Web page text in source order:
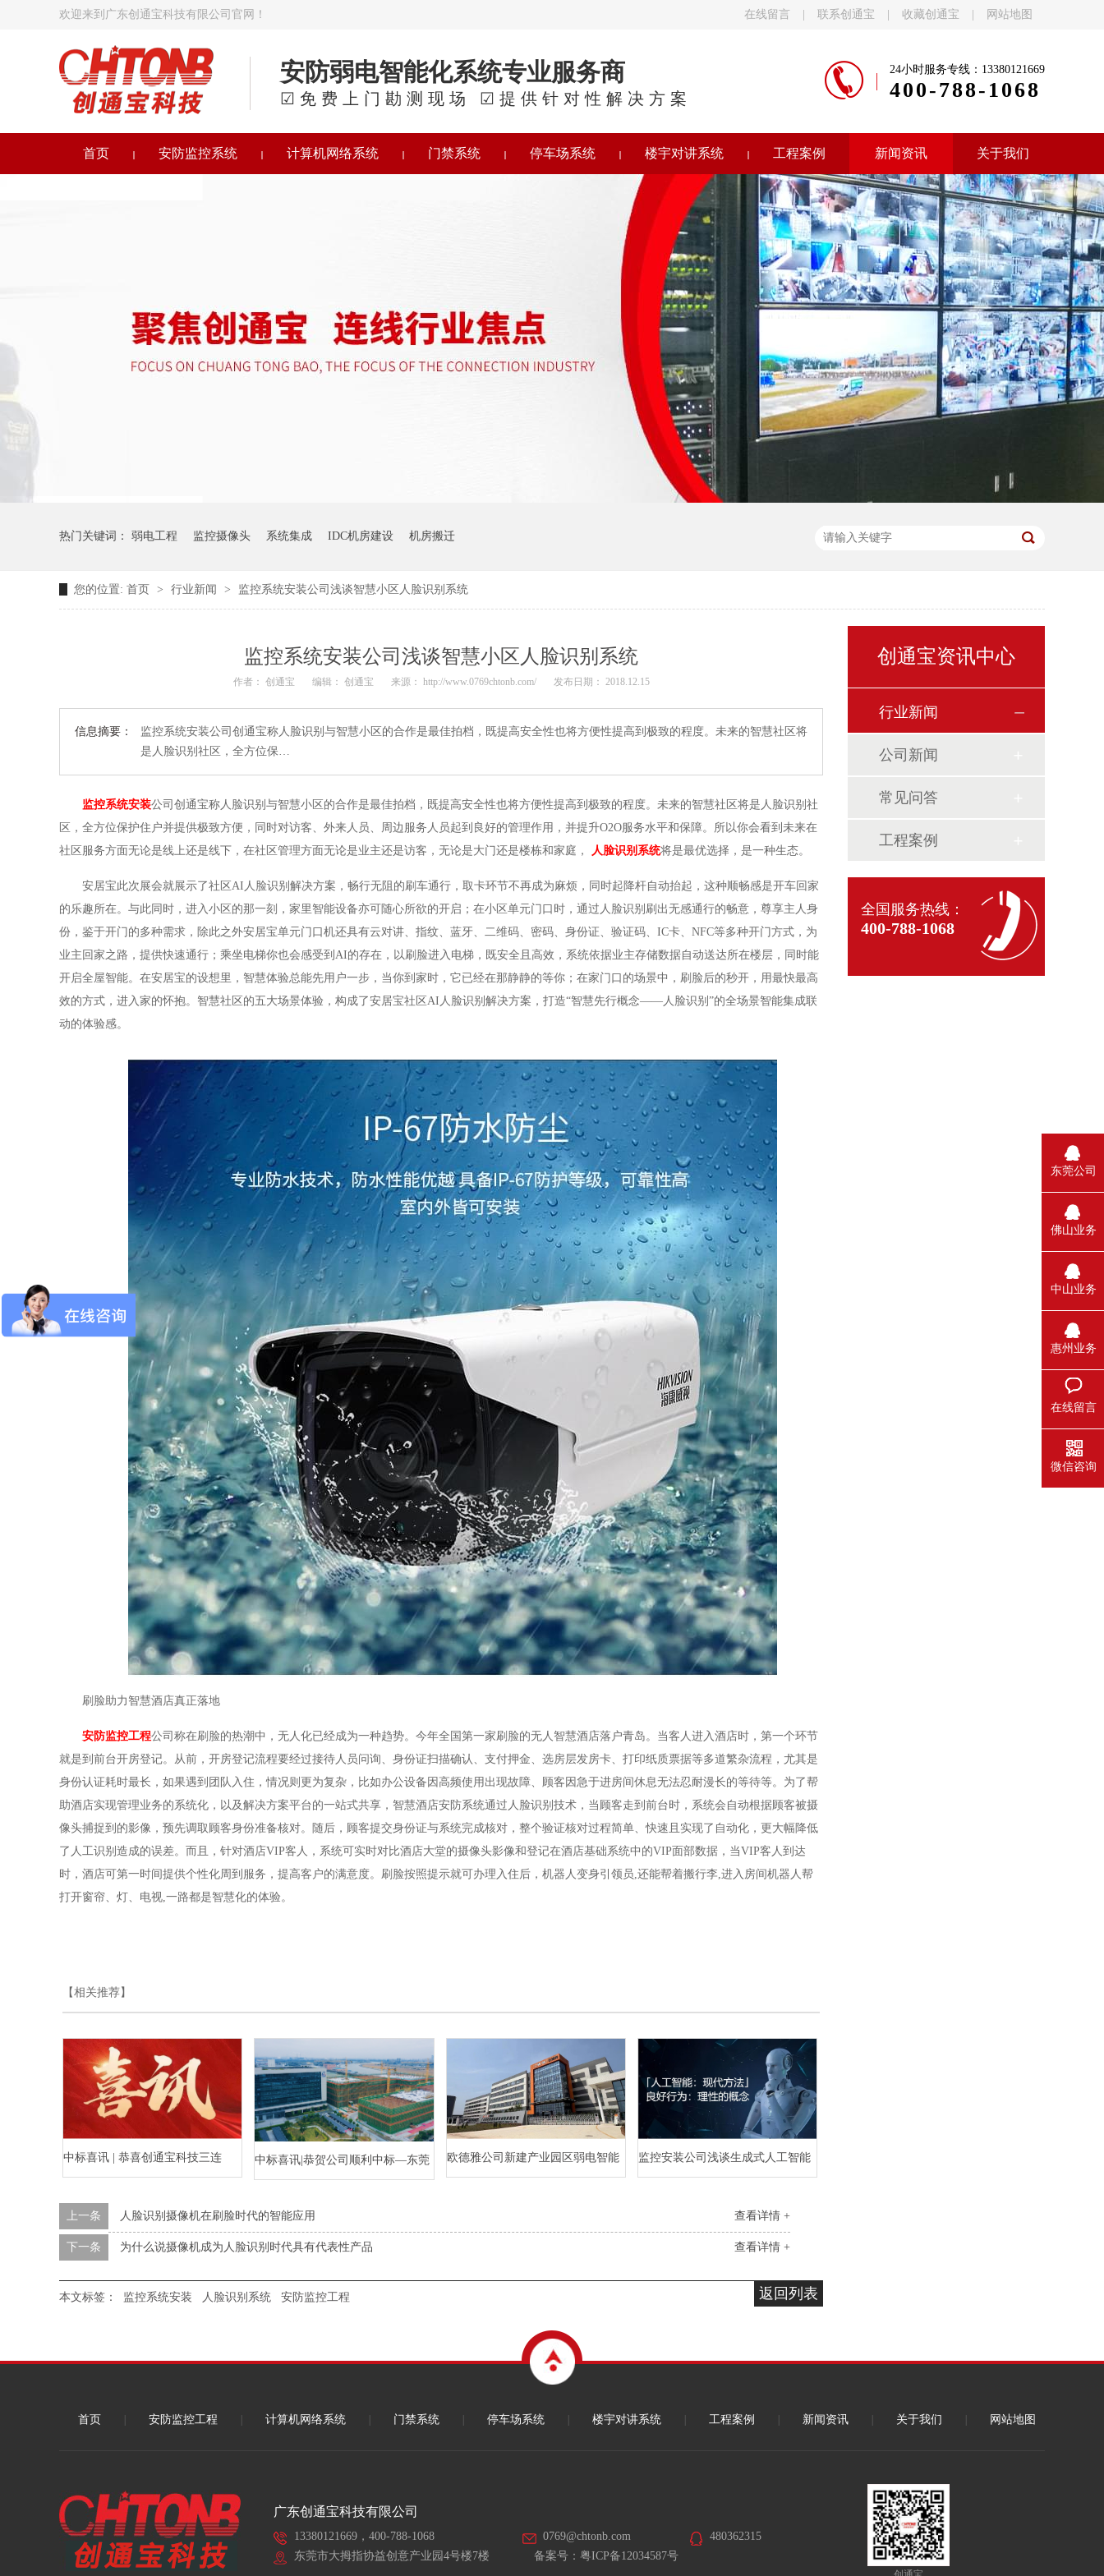
在线留言 联系创通宝 收藏创通宝 网站地图
欢迎来到广东创通宝科技有限公司官网！
24小时服务专线：13380121669
400-788-1068
安防弱电智能化系统专业服务商
☑免费上门勘测现场 ☑提供针对性解决方案
首页 安防监控系统 计算机网络系统 门禁系统 停车场系统 楼宇对讲系统 工程案例 新闻资讯 关于我们
热门关键词： 弱电工程 监控摄像头 系统集成 IDC机房建设 机房搬迁
您的位置: 首页 > 行业新闻 > 监控系统安装公司浅谈智慧小区人脸识别系统
监控系统安装公司浅谈智慧小区人脸识别系统
作者： 创通宝 编辑： 创通宝 来源： http://www.0769chtonb.com/ 发布日期： 2018.12.15
信息摘要：
监控系统安装公司创通宝称人脸识别与智慧小区的合作是最佳拍档，既提高安全性也将方便性提高到极致的程度。未来的智慧社区将
是人脸识别社区，全方位保…
监控系统安装公司创通宝称人脸识别与智慧小区的合作是最佳拍档，既提高安全性也将方便性提高到极致的程度。未来的智慧社区将是人脸识别社
区，全方位保护住户并提供极致方便，同时对访客、外来人员、周边服务人员起到良好的管理作用，并提升O2O服务水平和保障。所以你会看到未来在
社区服务方面无论是线上还是线下，在社区管理方面无论是业主还是访客，无论是大门还是楼栋和家庭，
人脸识别系统将是最优选择，是一种生态。
安居宝此次展会就展示了社区AI人脸识别解决方案，畅行无阻的刷车通行，取卡环节不再成为麻烦，同时起降杆自动抬起，这种顺畅感是开车回家
的乐趣所在。与此同时，进入小区的那一刻，家里智能设备亦可随心所欲的开启；在小区单元门口时，通过人脸识别刷出无感通行的畅意，尊享主人身
份，鉴于开门的多种需求，除此之外安居宝单元门口机还具有云对讲、指纹、蓝牙、二维码、密码、身份证、验证码、IC卡、NFC等多种开门方式，为
业主回家之路，提供快速通行；乘坐电梯你也会感受到AI的存在，以刷脸进入电梯，既安全且高效，系统依据业主存储数据自动送达所在楼层，同时能
开启全屋智能。在安居宝的设想里，智慧体验总能先用户一步，当你到家时，它已经在那静静的等你；在家门口的场景中，刷脸后的秒开，用最快最高
效的方式，进入家的怀抱。智慧社区的五大场景体验，构成了安居宝社区AI人脸识别解决方案，打造“智慧先行概念——人脸识别”的全场景智能集成联
动的体验感。
刷脸助力智慧酒店真正落地
安防监控工程公司称在刷脸的热潮中，无人化已经成为一种趋势。今年全国第一家刷脸的无人智慧酒店落户青岛。当客人进入酒店时，第一个环节
就是到前台开房登记。从前，开房登记流程要经过接待人员问询、身份证扫描确认、支付押金、选房层发房卡、打印纸质票据等多道繁杂流程，尤其是
身份认证耗时最长，如果遇到团队入住，情况则更为复杂，比如办公设备因高频使用出现故障、顾客因急于进房间休息无法忍耐漫长的等待等。为了帮
助酒店实现管理业务的系统化，以及解决方案平台的一站式共享，智慧酒店安防系统通过人脸识别技术，当顾客走到前台时，系统会自动根据顾客被摄
像头捕捉到的影像，预先调取顾客身份准备核对。随后，顾客提交身份证与系统完成核对，整个验证核对过程简单、快速且实现了自动化，更大幅降低
了人工识别造成的误差。而且，针对酒店VIP客人，系统可实时对比酒店大堂的摄像头影像和登记在酒店基础系统中的VIP面部数据，当VIP客人到达
时，酒店可第一时间提供个性化周到服务，提高客户的满意度。刷脸按照提示就可办理入住后，机器人变身引领员,还能帮着搬行李,进入房间机器人帮
打开窗帘、灯、电视,一路都是智慧化的体验。
【相关推荐】
中标喜讯 | 恭喜创通宝科技三连 中标喜讯|恭贺公司顺利中标—东莞
标段）智能化工程
欧德雅公司新建产业园区弱电智能 监控安装公司浅谈生成式人工智能
查看详情 +
上一条 人脸识别摄像机在刷脸时代的智能应用
查看详情 +
下一条 为什么说摄像机成为人脸识别时代具有代表性产品
返回列表
本文标签： 监控系统安装 人脸识别系统 安防监控工程
创通宝资讯中心
行业新闻
公司新闻
常见问答
工程案例
全国服务热线：
400-788-1068
首页 安防监控工程 计算机网络系统 门禁系统 停车场系统 楼宇对讲系统 工程案例 新闻资讯 关于我们 网站地图
广东创通宝科技有限公司
13380121669，400-788-1068 0769@chtonb.com
480362315
东莞市大拇指协益创意产业园4号楼7楼
备案号： 粤ICP备12034587号
东莞公司
佛山业务
中山业务
惠州业务
在线留言
微信咨询